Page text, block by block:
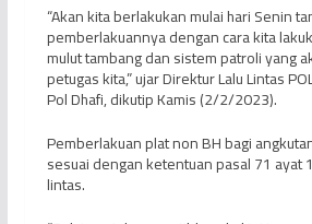
“Akan kita berlakukan mulai hari Senin
pemberlakuannya dengan cara kita
mulut tambang dan sistem patroli yang
petugas kita,” ujar Direktur Lalu Lintas
Pol Dhafi, dikutip Kamis (2/2/2023).
Pemberlakuan plat non BH bagi
sesuai dengan ketentuan pasal 71 ayat
lintas.